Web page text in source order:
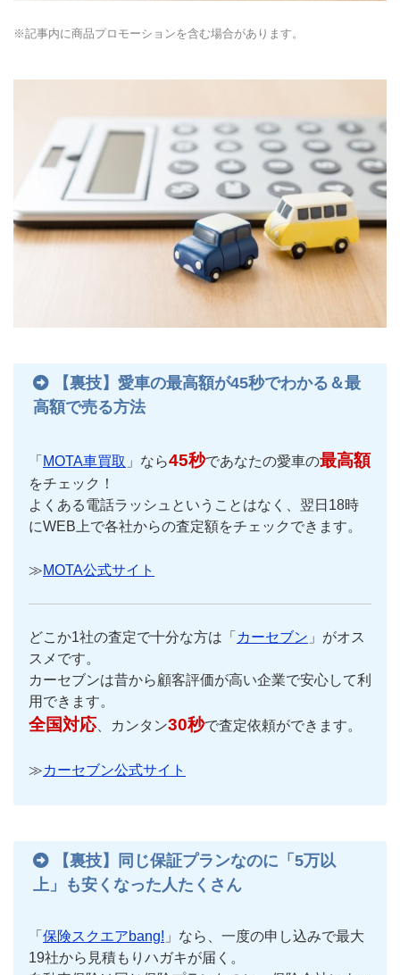
※記事内に商品プロモーションを含む場合があります。
【裏技】愛車の最高額が45秒でわかる＆最
高額で売る方法
「 MOTA車買取 」なら45秒であなたの愛車の最高額
をチェック！
よくある電話ラッシュということはなく、翌日18時
にWEB上で各社からの査定額をチェックできます。
≫MOTA公式サイト
どこか1社の査定で十分な方は「 カーセブン 」がオス
スメです。
カーセブンは昔から顧客評価が高い企業で安心して利
用できます。
全国対応、カンタン30秒で査定依頼ができます。
≫カーセブン公式サイト
【裏技】同じ保証プランなのに「5万以
上」も安くなった人たくさん
「 保険スクエアbang! 」なら、一度の申し込みで最大
19社から見積もりハガキが届く。